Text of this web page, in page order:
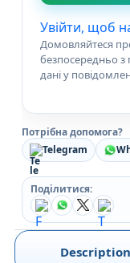
Увійти, щоб
Домовляйтеся
безпосередньо з
дані у
Потрібна допомога?
Telegram
Поділитися:
Description